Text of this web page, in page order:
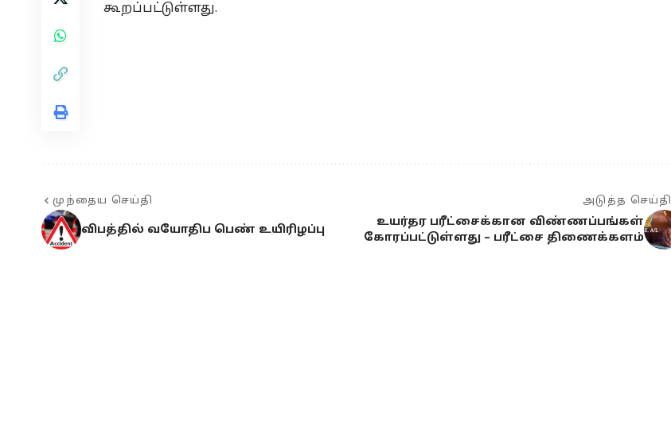
கூறப்பட்டுள்ளது.
முந்தைய செய்தி
விபத்தில் வயோதிப பெண் உயிரிழப்பு
அடுத்த செய்தி
உயர்தர பரீட்சைக்கான விண்ணப்பங்கள்
கோரப்பட்டுள்ளது – பரீட்சை திணைக்களம்